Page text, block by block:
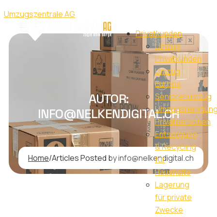
Umzugszentrale AG
AUTOR:
INFO@NELKENDIGITAL.CH
Home/Articles Posted by info@nelkendigital.ch
Privatkunden
Umzug
Privatkunden
Umzug
Europa
Seniorenumzug
Privatpersonen
Entsorgung
& Recycling
für
Haushalte
Lagerung
für private
Zwecke